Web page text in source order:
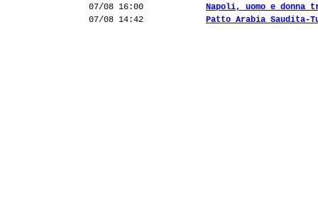
07/08 16:00
Napoli, uomo e donna
07/08 14:42
Patto Arabia Saudita-